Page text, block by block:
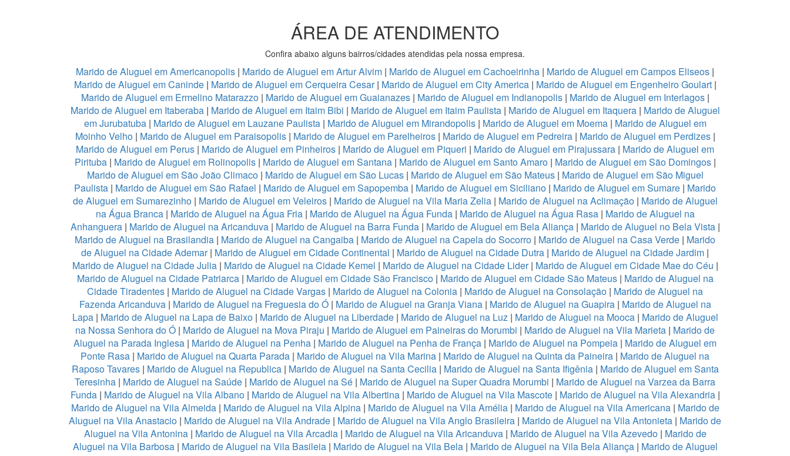
ÁREA DE ATENDIMENTO
Confira abaixo alguns bairros/cidades atendidas pela nossa empresa.
Marido de Aluguel em Americanopolis | Marido de Aluguel em Artur Alvim | Marido de Aluguel em Cachoeirinha | Marido de Aluguel em Campos Eliseos |
Marido de Aluguel em Caninde| Marido de Aluguel em Cerqueira Cesar| Marido de Aluguel em City America | Marido de Aluguel em Engenheiro Goulart |
Marido de Aluguel em Ermelino Matarazzo | Marido de Aluguel em Guaianazes| Marido de Aluguel em Indianopolis| Marido de Aluguel em Interlagos|
Marido de Aluguel em Itaberaba| Marido de Aluguel em Itaim Bibi | Marido de Aluguel em Itaim Paulista | Marido de Aluguel em Itaquera| Marido de Aluguel
em Jurubatuba| Marido de Aluguel em Lauzane Paulista | Marido de Aluguel em Mirandopolis| Marido de Aluguel em Moema| Marido de Aluguel em
Moinho Velho | Marido de Aluguel em Paraisopolis| Marido de Aluguel em Parelheiros| Marido de Aluguel em Pedreira| Marido de Aluguel em Perdizes|
Marido de Aluguel em Perus | Marido de Aluguel em Pinheiros | Marido de Aluguel em Piqueri | Marido de Aluguel em Pirajussara | Marido de Aluguel em
Pirituba| Marido de Aluguel em Rolinopolis| Marido de Aluguel em Santana| Marido de Aluguel em Santo Amaro| Marido de Aluguel em São Domingos|
Marido de Aluguel em São João Climaco| Marido de Aluguel em São Lucas| Marido de Aluguel em São Mateus | Marido de Aluguel em São Miguel
Paulista | Marido de Aluguel em São Rafael | Marido de Aluguel em Sapopemba | Marido de Aluguel em Siciliano | Marido de Aluguel em Sumare | Marido
de Aluguel em Sumarezinho| Marido de Aluguel em Veleiros| Marido de Aluguel na Vila Maria Zelia| Marido de Aluguel na Aclimação| Marido de Aluguel
na Água Branca| Marido de Aluguel na Água Fria| Marido de Aluguel na Água Funda| Marido de Aluguel na Água Rasa | Marido de Aluguel na
Anhanguera| Marido de Aluguel na Aricanduva| Marido de Aluguel na Barra Funda | Marido de Aluguel em Bela Aliança | Marido de Aluguel no Bela Vista|
Marido de Aluguel na Brasilandia | Marido de Aluguel na Cangaiba | Marido de Aluguel na Capela do Socorro | Marido de Aluguel na Casa Verde | Marido
de Aluguel na Cidade Ademar| Marido de Aluguel em Cidade Continental | Marido de Aluguel na Cidade Dutra | Marido de Aluguel na Cidade Jardim |
Marido de Aluguel na Cidade Julia | Marido de Aluguel na Cidade Kemel | Marido de Aluguel na Cidade Lider| Marido de Aluguel em Cidade Mae do Céu |
Marido de Aluguel na Cidade Patriarca| Marido de Aluguel em Cidade São Francisco | Marido de Aluguel em Cidade São Mateus| Marido de Aluguel na
Cidade Tiradentes | Marido de Aluguel na Cidade Vargas | Marido de Aluguel na Colonia | Marido de Aluguel na Consolação | Marido de Aluguel na
Fazenda Aricanduva| Marido de Aluguel na Freguesia do Ó| Marido de Aluguel na Granja Viana| Marido de Aluguel na Guapira| Marido de Aluguel na
Lapa| Marido de Aluguel na Lapa de Baixo | Marido de Aluguel na Liberdade | Marido de Aluguel na Luz| Marido de Aluguel na Mooca| Marido de Aluguel
na Nossa Senhora do Ó | Marido de Aluguel na Mova Piraju | Marido de Aluguel em Paineiras do Morumbi | Marido de Aluguel na Vila Marieta | Marido de
Aluguel na Parada Inglesa | Marido de Aluguel na Penha | Marido de Aluguel na Penha de França | Marido de Aluguel na Pompeia | Marido de Aluguel em
Ponte Rasa | Marido de Aluguel na Quarta Parada | Marido de Aluguel na Vila Marina | Marido de Aluguel na Quinta da Paineira | Marido de Aluguel na
Raposo Tavares| Marido de Aluguel na Republica| Marido de Aluguel na Santa Cecilia| Marido de Aluguel na Santa Ifigênia | Marido de Aluguel em Santa
Teresinha | Marido de Aluguel na Saúde | Marido de Aluguel na Sé | Marido de Aluguel na Super Quadra Morumbi | Marido de Aluguel na Varzea da Barra
Funda| Marido de Aluguel na Vila Albano| Marido de Aluguel na Vila Albertina| Marido de Aluguel na Vila Mascote| Marido de Aluguel na Vila Alexandria|
Marido de Aluguel na Vila Almeida | Marido de Aluguel na Vila Alpina | Marido de Aluguel na Vila Amélia | Marido de Aluguel na Vila Americana| Marido de
Aluguel na Vila Anastacio | Marido de Aluguel na Vila Andrade | Marido de Aluguel na Vila Anglo Brasileira | Marido de Aluguel na Vila Antonieta | Marido de
Aluguel na Vila Antonina| Marido de Aluguel na Vila Arcadia | Marido de Aluguel na Vila Aricanduva| Marido de Aluguel na Vila Azevedo| Marido de
Aluguel na Vila Barbosa| Marido de Aluguel na Vila Basileia| Marido de Aluguel na Vila Bela| Marido de Aluguel na Vila Bela Aliança| Marido de Aluguel